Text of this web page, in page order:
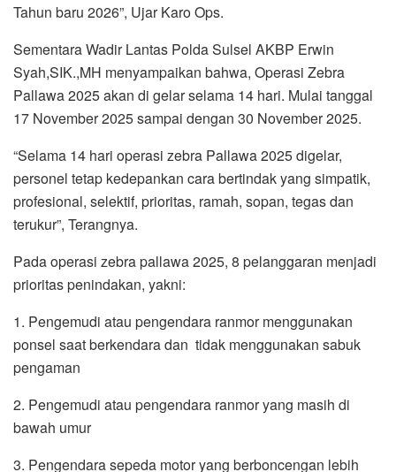
Tahun baru 2026”, Ujar Karo Ops.
Sementara Wadir Lantas Polda Sulsel AKBP Erwin
Syah,SIK.,MH menyampaikan bahwa, Operasi Zebra
Pallawa 2025 akan di gelar selama 14 hari. Mulai tanggal
17 November 2025 sampai dengan 30 November 2025.
“Selama 14 hari operasi zebra Pallawa 2025 digelar,
personel tetap kedepankan cara bertindak yang simpatik,
profesional, selektif, prioritas, ramah, sopan, tegas dan
terukur”, Terangnya.
Pada operasi zebra pallawa 2025, 8 pelanggaran menjadi
prioritas penindakan, yakni:
1. Pengemudi atau pengendara ranmor menggunakan
ponsel saat berkendara dan tidak menggunakan sabuk
pengaman
2. Pengemudi atau pengendara ranmor yang masih di
bawah umur
3. Pengendara sepeda motor yang berboncengan lebih